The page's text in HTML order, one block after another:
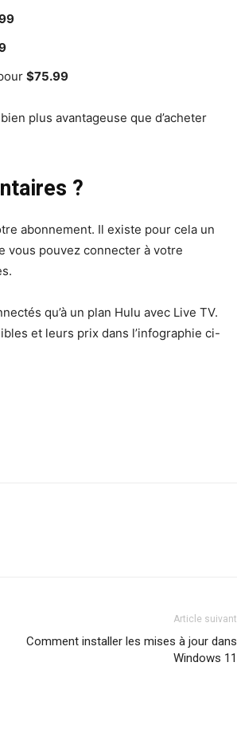
$75.99
plus avantageuse que d’acheter
?
abonnement. Il existe pour cela un
vous pouvez connecter à votre
qu’à un plan Hulu avec Live TV.
et leurs prix dans l’infographie ci-
Article suivant
Comment installer les mises à jour dans
Windows 11